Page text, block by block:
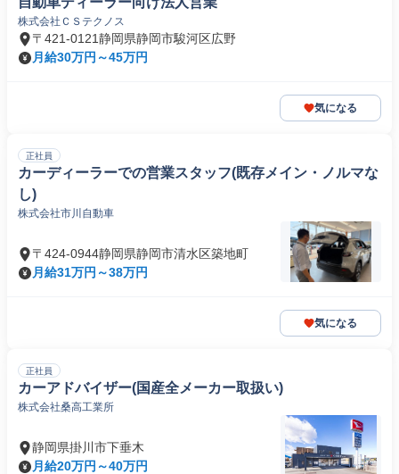
株式会社ＣＳテクノス
〒421-0121静岡県静岡市駿河区広野
月給30万円～45万円
気になる
正社員
カーディーラーでの営業スタッフ(既存メイン・ノルマな
し)
株式会社市川自動車
〒424-0944静岡県静岡市清水区築地町
月給31万円～38万円
気になる
正社員
カーアドバイザー(国産全メーカー取扱い)
株式会社桑高工業所
静岡県掛川市下垂木
月給20万円～40万円